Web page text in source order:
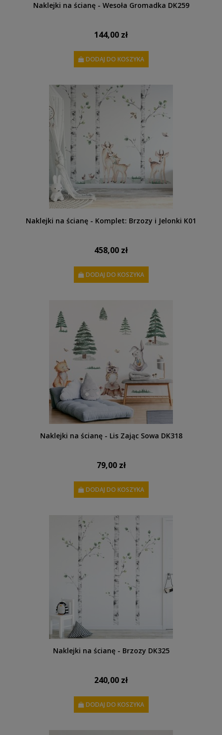
Naklejki na ścianę - Wesoła Gromadka DK259
144,00 zł
DODAJ DO KOSZYKA
Naklejki na ścianę - Komplet: Brzozy i Jelonki K01
458,00 zł
DODAJ DO KOSZYKA
Naklejki na ścianę - Lis Zając Sowa DK318
79,00 zł
DODAJ DO KOSZYKA
Naklejki na ścianę - Brzozy DK325
240,00 zł
DODAJ DO KOSZYKA